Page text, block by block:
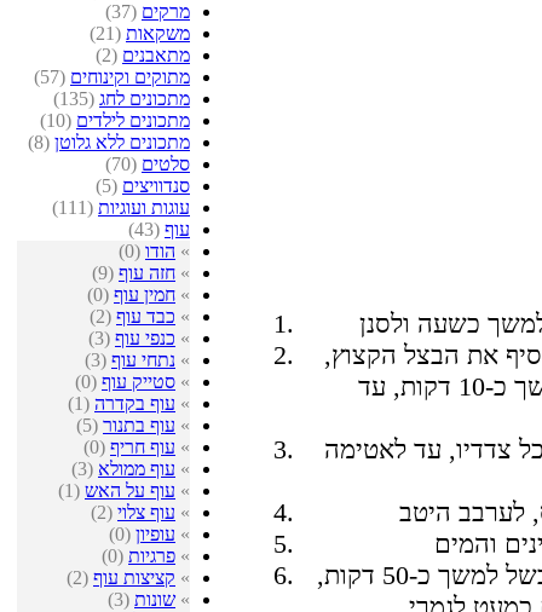
מרקים (37)
משקאות (21)
מתאבנים (2)
מתוקים וקינוחים (57)
מתכונים לחג (135)
מתכונים לילדים (10)
מתכונים ללא גלוטן (8)
סלטים (70)
סנדוויצים (5)
עוגות ועוגיות (111)
עוף (43)
» הודו (0)
» חזה עוף (9)
» חמין עוף (0)
» כבד עוף (2)
» כנפי עוף (3)
» נתחי עוף (3)
» סטייק עוף (0)
» עוף בקדרה (1)
» עוף בתנור (5)
» עוף חריף (0)
» עוף ממולא (3)
» עוף על האש (1)
» עוף צלוי (2)
» עופיון (0)
» פרגיות (0)
» קציצות עוף (2)
» שונות (3)
את הבצל הקצוץ,
השום, נקניק הקבנוס והסלרי. לטגן למשך כ-10 דקות, עד
צדדיו, עד לאטימה
להביא לרתיחה, להוריד לאש קטנה ולבשל למשך כ-50 דקות,